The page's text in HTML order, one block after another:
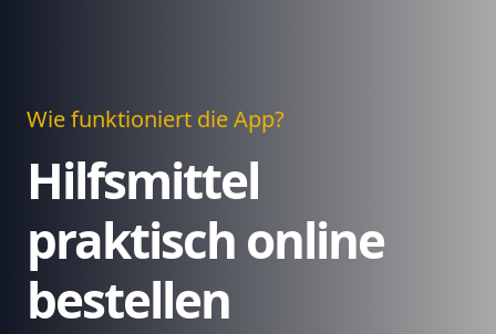
Wie funktioniert die App?
Hilfsmittel
praktisch online
bestellen